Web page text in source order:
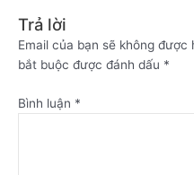
Trả lời
Email của bạn sẽ không được
bắt buộc được đánh dấu *
Bình luận *